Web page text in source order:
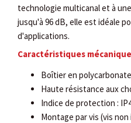
technologie multicanal et à
jusqu'à 96 dB, elle est idéale
d'applications.
Caractéristiques
Boîtier en
Haute résistance aux
Indice de protection :
Montage par vis (vis